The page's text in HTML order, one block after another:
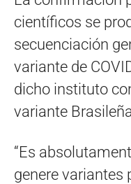
científicos se
secuenciación
variante de
dicho instituto
variante
“Es
genere variantes